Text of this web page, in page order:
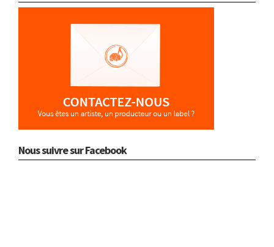
Nous suivre sur Facebook